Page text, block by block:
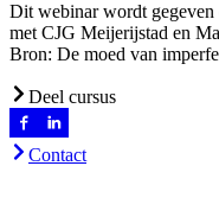
Dit webinar wordt
met CJG Meijerijstad en
Bron: De moed van
Deel cursus
Contact